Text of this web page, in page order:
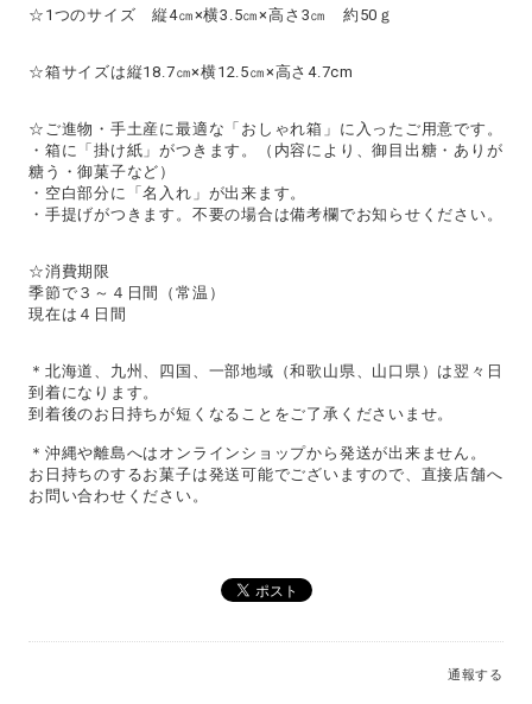
☆1つのサイズ 縦4㎝×横3.5㎝×高さ3㎝ 約50ｇ
☆箱サイズは縦18.7㎝×横12.5㎝×高さ4.7cm
☆ご進物・手土産に最適な「おしゃれ箱」に入ったご用意です。
・箱に「掛け紙」がつきます。（内容により、御目出糖・ありが
糖う・御菓子など）
・空白部分に「名入れ」が出来ます。
・手提げがつきます。不要の場合は備考欄でお知らせください。
☆消費期限
季節で３～４日間（常温）
現在は４日間
＊北海道、九州、四国、一部地域（和歌山県、山口県）は翌々日
到着になります。
到着後のお日持ちが短くなることをご了承くださいませ。
＊沖縄や離島へはオンラインショップから発送が出来ません。
お日持ちのするお菓子は発送可能でございますので、直接店舗へ
お問い合わせください。
通報する